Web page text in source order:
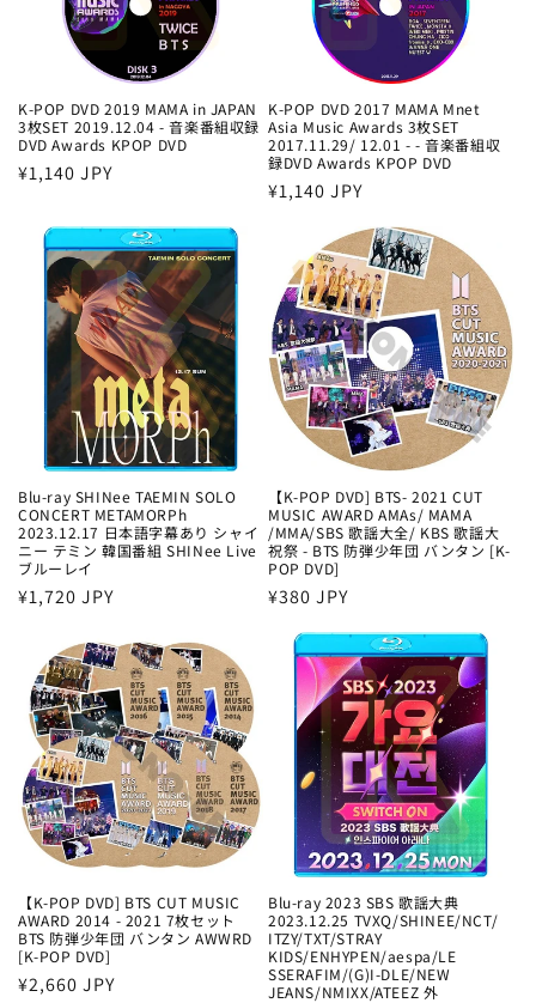
K-POP DVD 2019 MAMA in JAPAN
3枚SET 2019.12.04 - 音楽番組収録
DVD Awards KPOP DVD
通
¥1,140 JPY
K-POP DVD 2017 MAMA Mnet
Asia Music Awards 3枚SET
2017.11.29/ 12.01 - - 音楽番組収
録DVD Awards KPOP DVD
通
¥1,140 JPY
Blu-ray SHINee TAEMIN SOLO
CONCERT METAMORPh
2023.12.17 日本語字幕あり シャイ
ニー テミン 韓国番組 SHINee Live
ブルーレイ
通
格
¥1,720 JPY
【K-POP DVD] BTS- 2021 CUT
MUSIC AWARD AMAs/ MAMA
/MMA/SBS 歌謡大全/ KBS 歌謡大
祝祭 - BTS 防弾少年団 バンタン [K-
POP DVD]
通
¥380 JPY
【K-POP DVD] BTS CUT MUSIC
AWARD 2014 - 2021 7枚セット
BTS 防弾少年団 バンタン AWWRD
[K-POP DVD]
通
¥2,660 JPY
Blu-ray 2023 SBS 歌謡大典
2023.12.25 TVXQ/SHINEE/NCT/
ITZY/TXT/STRAY
KIDS/ENHYPEN/aespa/LE
SSERAFIM/(G)I-DLE/NEW
JEANS/NMIXX/ATEEZ 外